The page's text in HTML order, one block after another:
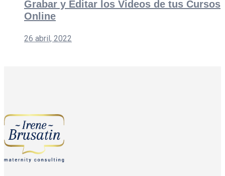
Grabar y Editar los Videos de tus Cursos
Online
26 abril, 2022